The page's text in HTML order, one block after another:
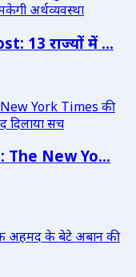
13 राज्यों में ...
The New Yo...